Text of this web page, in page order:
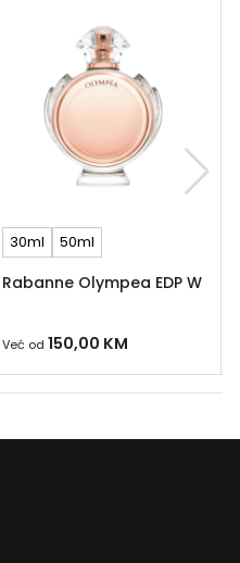
30ml 50ml
Rabanne Olympea EDP W
Već od 150,00 KM